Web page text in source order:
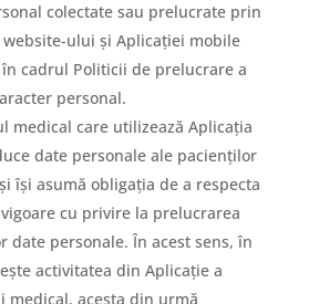
colectate sau prelucrate prin
ului și Aplicației mobile
cadrul Politicii de prelucrare a
personal.
medical care utilizează Aplicația
date personale ale pacienților
își asumă obligația de a respecta
cu privire la prelucrarea
date personale. În acest sens, în
activitatea din Aplicație a
medical, acesta din urmă